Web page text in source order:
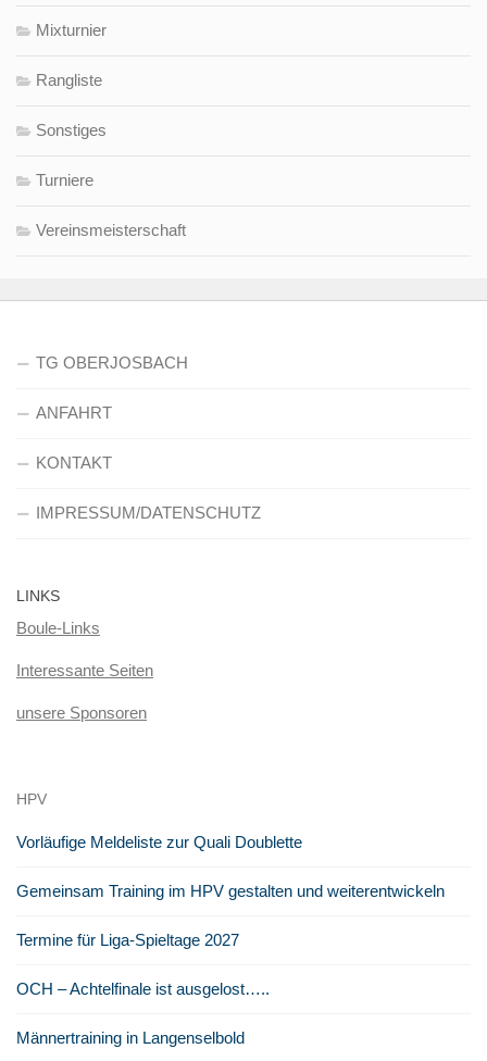
Mixturnier
Rangliste
Sonstiges
Turniere
Vereinsmeisterschaft
TG OBERJOSBACH
ANFAHRT
KONTAKT
IMPRESSUM/DATENSCHUTZ
LINKS
Boule-Links
Interessante Seiten
unsere Sponsoren
HPV
Vorläufige Meldeliste zur Quali Doublette
Gemeinsam Training im HPV gestalten und weiterentwickeln
Termine für Liga-Spieltage 2027
OCH – Achtelfinale ist ausgelost…..
Männertraining in Langenselbold